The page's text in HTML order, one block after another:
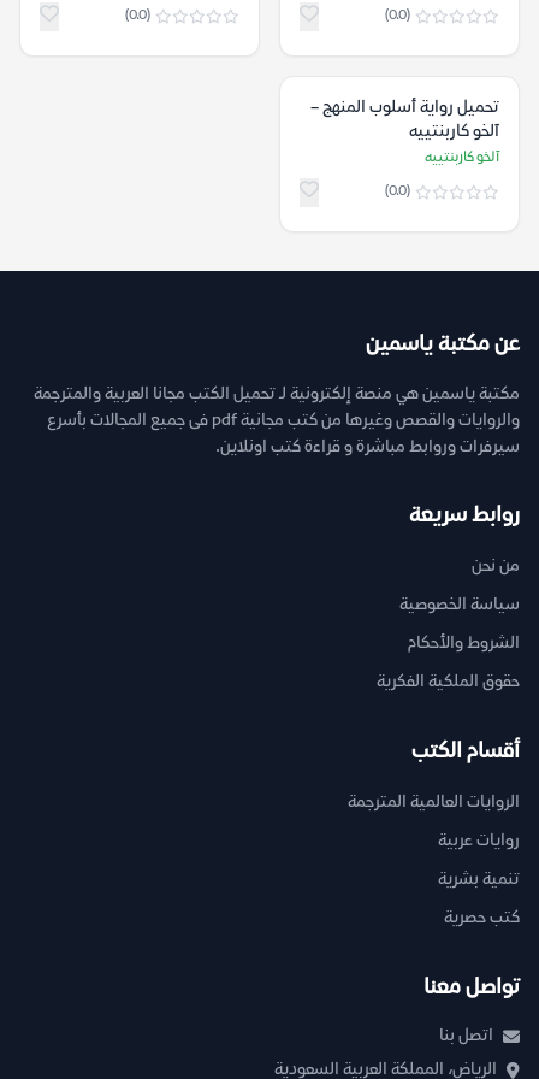
(0.0)
(0.0)
تحميل رواية أسلوب المنهج –
آلخو كاربنتييه
آلخو كاربنتييه
(0.0)
عن مكتبة ياسمين
مكتبة ياسمين هي منصة إلكترونية لـ تحميل الكتب مجانا العربية والمترجمة
والروايات والقصص وغيرها من كتب مجانية pdf فى جميع المجالات بأسرع
سيرفرات وروابط مباشرة و قراءة كتب اونلاين.
روابط سريعة
من نحن
سياسة الخصوصية
الشروط والأحكام
حقوق الملكية الفكرية
أقسام الكتب
الروايات العالمية المترجمة
روايات عربية
تنمية بشرية
كتب حصرية
تواصل معنا
اتصل بنا
الرياض، المملكة العربية السعودية